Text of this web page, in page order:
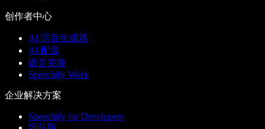
创作者中心
AI 语音生成器
AI 配音
语音克隆
Speechify Work
企业解决方案
Speechify for Developers